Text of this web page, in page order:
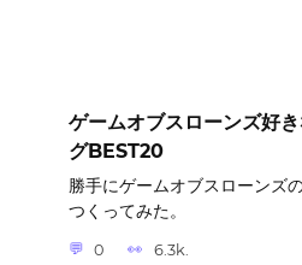
ゲームオブスローンズ好
グBEST20
勝手にゲームオブスローンズ
つくってみた。
0 6.3k.